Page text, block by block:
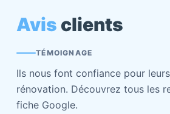
Avis clients
TÉMOIGNAGE
Ils nous font confiance pour
rénovation. Découvrez tous les
fiche Google.